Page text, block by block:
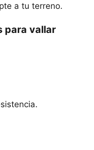
a tu terreno.
para vallar